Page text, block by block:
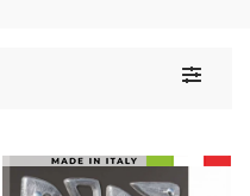
Toggle